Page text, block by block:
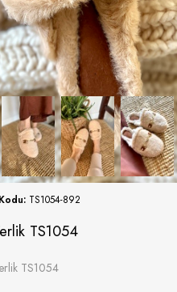
TS1054-892
TS1054
TS1054